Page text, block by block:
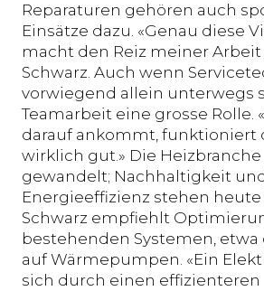
Reparaturen gehören auch
Einsätze dazu. «Genau diese
macht den Reiz meiner Arbeit
Schwarz. Auch wenn
vorwiegend allein unterwegs
Teamarbeit eine grosse Rolle.
darauf ankommt, funktioniert
wirklich gut.» Die
gewandelt; Nachhaltigkeit
Energieeffizienz stehen heute
Schwarz empfiehlt
bestehenden Systemen,
auf Wärmepumpen. «Ein
sich durch einen effizienteren